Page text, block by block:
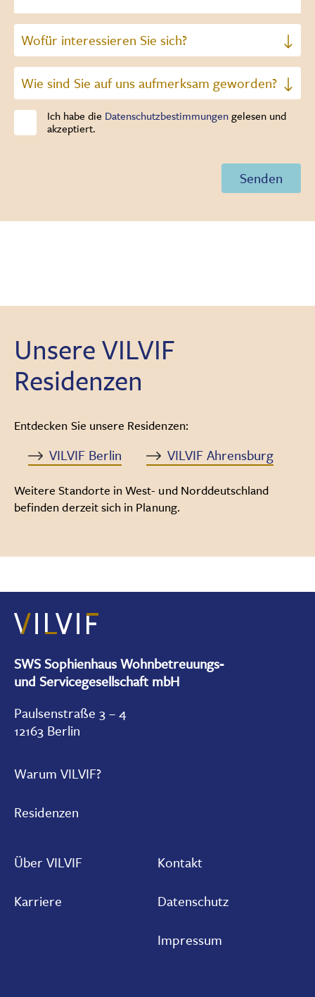
Ich habe die Datenschutzbestimmungengelesen und
akzeptiert.
Unsere VILVIF
Residenzen
Entdecken Sie unsere Residenzen:
VILVIF Berlin VILVIF Ahrensburg
Weitere Standorte in West- und Norddeutschland
befinden derzeit sich in Planung.
SWS Sophienhaus Wohnbetreuungs-
und Servicegesellschaft mbH
Paulsenstraße 3 – 4
12163 Berlin
Warum VILVIF?
Residenzen
Über VILVIF
Karriere
Kontakt
Datenschutz
Impressum